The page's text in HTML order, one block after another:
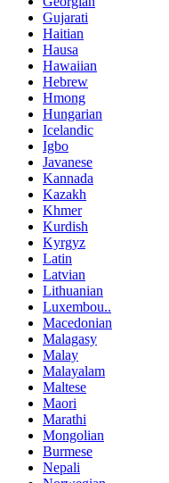
Gujarati
Haitian
Hausa
Hawaiian
Hebrew
Hmong
Hungarian
Icelandic
Igbo
Javanese
Kannada
Kazakh
Khmer
Kurdish
Kyrgyz
Latin
Latvian
Lithuanian
Luxembou..
Macedonian
Malagasy
Malay
Malayalam
Maltese
Maori
Marathi
Mongolian
Burmese
Nepali